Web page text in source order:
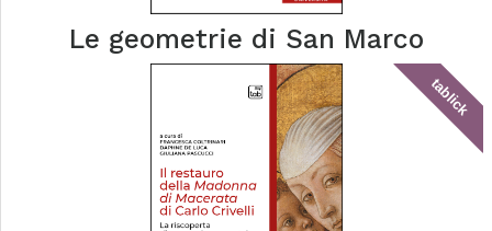
Le geometrie di San Marco
tablick